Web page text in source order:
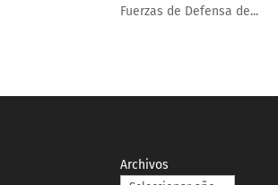
Fuerzas de Defensa de...
Archivos